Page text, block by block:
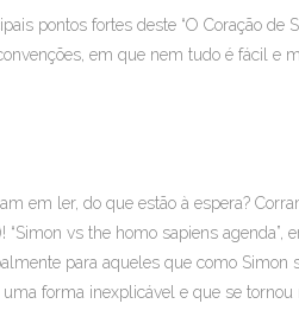
pontos fortes deste “O Coração de
em que nem tudo é fácil e
em ler, do que estão à espera?
vs the homo sapiens agenda”,
para aqueles que como
forma inexplicável e que se